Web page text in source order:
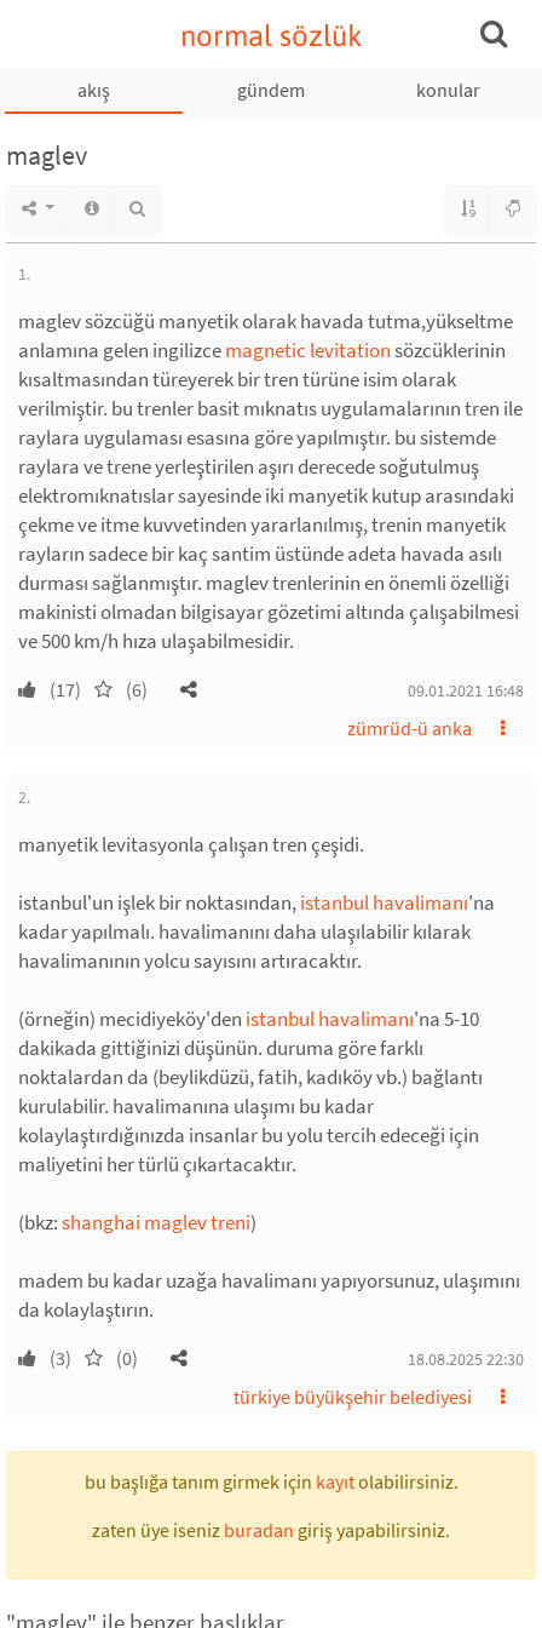
normal sözlük
akış gündem konular
maglev
1.
maglev sözcüğü manyetik olarak havada tutma,yükseltme
anlamına gelen ingilizcemagnetic levitationsözcüklerinin
kısaltmasından türeyerek bir tren türüne isim olarak
verilmiştir. bu trenler basit mıknatıs uygulamalarının tren ile
raylara uygulaması esasına göre yapılmıştır. bu sistemde
raylara ve trene yerleştirilen aşırı derecede soğutulmuş
elektromıknatıslar sayesinde iki manyetik kutup arasındaki
çekme ve itme kuvvetinden yararlanılmış, trenin manyetik
rayların sadece bir kaç santim üstünde adeta havada asılı
durması sağlanmıştır. maglev trenlerinin en önemli özelliği
makinisti olmadan bilgisayar gözetimi altında çalışabilmesi
ve 500 km/h hıza ulaşabilmesidir.
(17) (6) 09.01.2021 16:48
zümrüd-ü anka
2.
manyetik levitasyonla çalışan tren çeşidi.
istanbul'un işlek bir noktasından,istanbul havalimanı'na
kadar yapılmalı. havalimanını daha ulaşılabilir kılarak
havalimanının yolcu sayısını artıracaktır.
(örneğin) mecidiyeköy'den istanbul havalimanı'na 5-10
dakikada gittiğinizi düşünün. duruma göre farklı
noktalardan da (beylikdüzü, fatih, kadıköy vb.) bağlantı
kurulabilir. havalimanına ulaşımı bu kadar
kolaylaştırdığınızda insanlar bu yolu tercih edeceği için
maliyetini her türlü çıkartacaktır.
(bkz:shanghai maglev treni)
madem bu kadar uzağa havalimanı yapıyorsunuz, ulaşımını
da kolaylaştırın.
(3) (0) 18.08.2025 22:30
türkiye büyükşehir belediyesi
bu başlığa tanım girmek için kayıtolabilirsiniz.
zaten üye iseniz buradan giriş yapabilirsiniz.
"maglev" ile benzer başlıklar